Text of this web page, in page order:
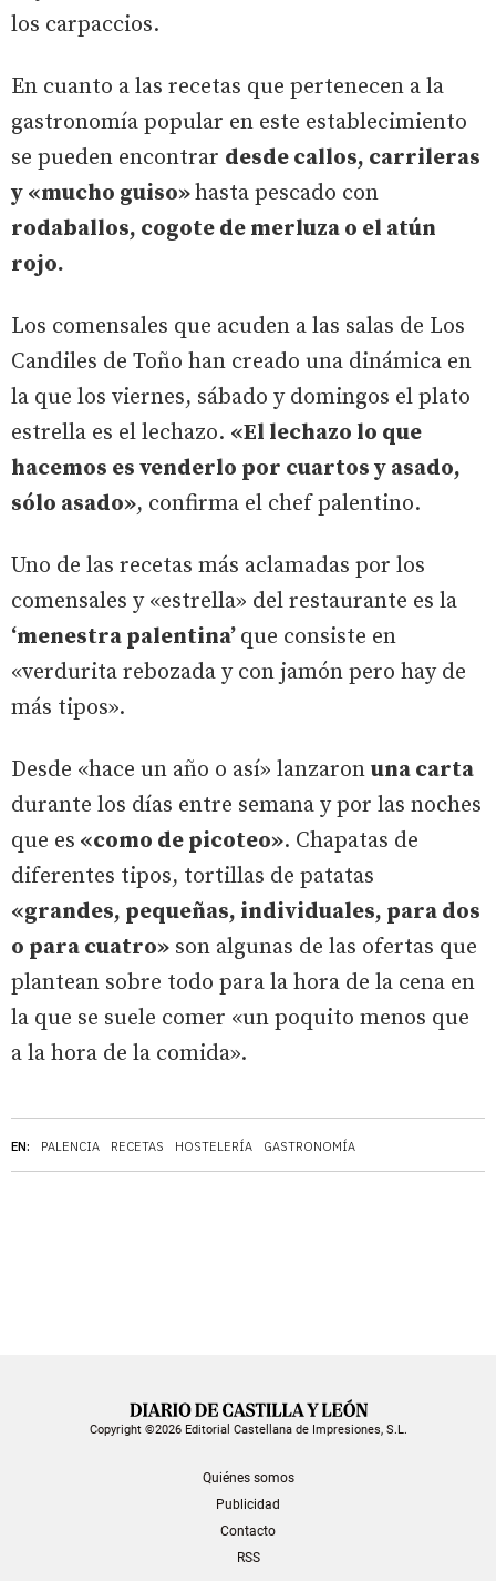
EN: PALENCIA RECETAS HOSTELERÍA GASTRONOMÍA
los carpaccios.
En cuanto a las recetas que pertenecen a la
gastronomía popular en este establecimiento
se pueden encontrar desde callos, carrileras
y «mucho guiso»hasta pescado con
rodaballos, cogote de merluza o el atún
rojo.
Los comensales que acuden a las salas de Los
Candiles de Toño han creado una dinámica en
la que los viernes, sábado y domingos el plato
estrella es el lechazo. «El lechazo lo que
hacemos es venderlo por cuartos y asado,
sólo asado», confirma el chef palentino.
Uno de las recetas más aclamadas por los
comensales y «estrella» del restaurante es la
‘menestra palentina’ que consiste en
«verdurita rebozada y con jamón pero hay de
más tipos».
Desde «hace un año o así» lanzaron una carta
durante los días entre semana y por las noches
que es «como de picoteo». Chapatas de
diferentes tipos, tortillas de patatas
«grandes, pequeñas, individuales, para dos
o para cuatro» son algunas de las ofertas que
plantean sobre todo para la hora de la cena en
la que se suele comer «un poquito menos que
a la hora de la comida».
Copyright ©2026 Editorial Castellana de Impresiones, S.L.
Quiénes somos
Publicidad
Contacto
RSS